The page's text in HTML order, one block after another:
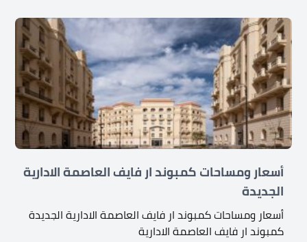
أسعار ومساحات كمبوند ار فايف العاصمة الادارية
الجديدة
أسعار ومساحات كمبوند ار فايف العاصمة الادارية الجديدة
كمبوند ار فايف العاصمة الادارية